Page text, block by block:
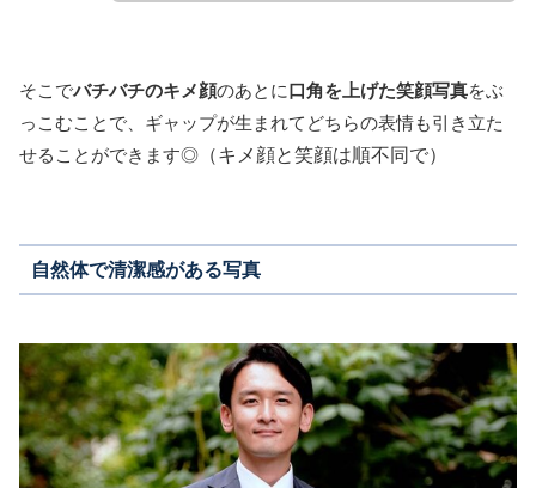
そこでバチバチのキメ顔のあとに口角を上げた笑顔写真をぶ
っこむことで、ギャップが生まれてどちらの表情も引き立た
せることができます◎ （キメ顔と笑顔は順不同で）
自然体で清潔感がある写真